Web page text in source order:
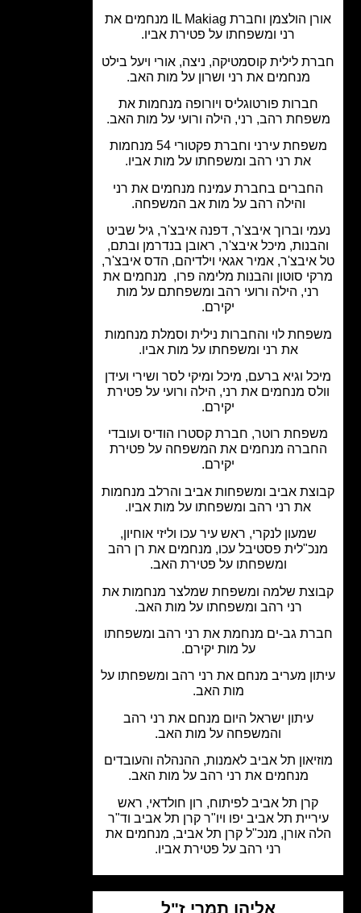
אורן הולצמן וחברת IL Makiag מנחמים את
רני ומשפחתו על פטירת אביו.
לילית קוסמטיקה, ניצה, אורי ויעל בילט
מנחמים את רני ושרון על מות האב.
חברות פורטוגליס ויורופה מנחמות את
רהב, רני, הילה ורועי על מות האב.
משפחת עירני וחברת פקטורי 54 מנחמות
את רני רהב ומשפחתו על מות אביו.
בחברת עמינח מנחמים את רני
והילה רהב על מות אב המשפחה.
וברוך איבצ'ר, דפנה איבצ'ר, גיל שביט
מיכל איבצ'ר, ראובן בנדרמן ובתם,
אמיר אגאי וילדיהם, הדס איבצ'ר,
סוטון והבנות מלימה פרו, מנחמים את
רני, הילה ורועי רהב ומשפחתם על מות
לוי והחברות נילית וסמלת מנחמות
את רני ומשפחתו על מות אביו.
וגיא ברעם, מיכל ומיקי לסר ושירי ועידן
מנחמים את רני, הילה ורועי על פטירת
רוטר, חברת קסטרו הודיס ועובדי
מנחמים את המשפחה על פטירת
אביב ומשפחות אביב והרלב מנחמות
את רני רהב ומשפחתו על מות אביו.
שמעון לנקרי, ראש עיר עכו וליזי אוחיון,
פסטיבל עכו, מנחמים את רן רהב
ומשפחתו על פטירת האב.
שלמה ומשפחת שמלצר מנחמות את
רני רהב ומשפחתו על מות האב.
גב-ים מנחמת את רני רהב ומשפחתו
על מות יקירם.
מעריב מנחם את רני רהב ומשפחתו על
מות האב.
עיתון ישראל היום מנחם את רני רהב
והמשפחה על מות האב.
תל אביב לאמנות, ההנהלה והעובדים
מנחמים את רני רהב על מות האב.
קרן תל אביב לפיתוח, רון חולדאי, ראש
תל אביב יפו ויו"ר קרן תל אביב וד"ר
אורן, מנכ"ל קרן תל אביב, מנחמים את
רני רהב על פטירת אביו.
אליהו תמרי ז"ל